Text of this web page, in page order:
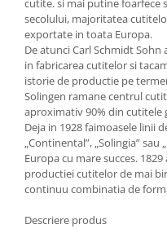
Ustensile cofetarie si
Ramekin
Tavi si forme prajituri
Aparate prajituri
Facalete
Forme briose
Lumanari tort
Ornare, insiropare si
prajituri
Posuri si duiuri
cutite. si mai putine foarfece
secolului, majoritatea
exportate in toata Europa.
De atunci Carl Schmidt
in fabricarea cutitelor si
istorie de productie pe
Solingen ramane centrul
aproximativ 90% din cutitele
Deja in 1928 faimoasele linii
„Continental”, „Solingia”
Europa cu mare succes.
productiei cutitelor de mai
continuu combinatia de
Descriere produs